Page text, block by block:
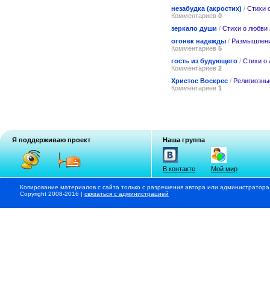
незабудка (акростих) / Стихи
Комментариев 0
зеркало души / Стихи о любви
огонек надежды /
Комментариев 5
гость из будующего / Стихи о
Комментариев 2
Христос Воскрес /
Комментариев 1
Я поддерживаю проект Наша группа
В контакте Мой мир
Копирование материалов с сайта только с разрешения автора или
Copyright 2008-2016 | связаться с администрацией